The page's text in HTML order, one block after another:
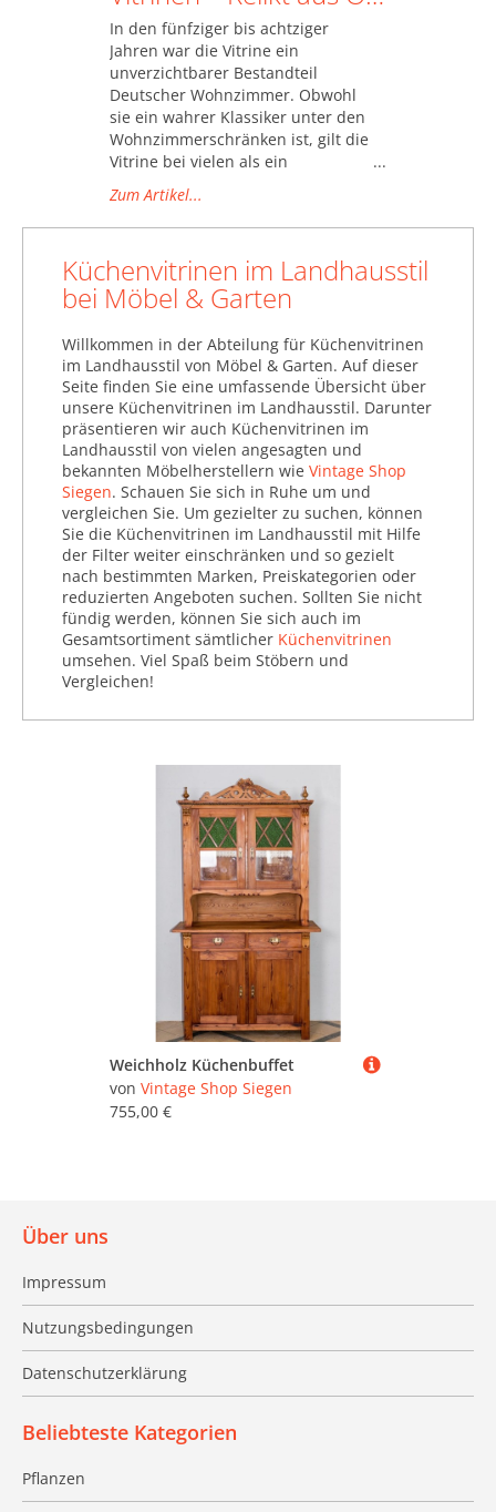
In den fünfziger bis achtziger
Jahren war die Vitrine ein
unverzichtbarer Bestandteil
Deutscher Wohnzimmer. Obwohl
sie ein wahrer Klassiker unter den
Wohnzimmerschränken ist, gilt die
Vitrine bei vielen als ein
versnobtes Möbelstück aus einer
anderen Zeit. Dabei lässt sie sich
durchaus zeitgemäß
absoluten Wohnzimmer-Highlight
werden. Wir stellen Ihnen ein paar
Zum Artikel...
Küchenvitrinen im Landhausstil
bei Möbel & Garten
Willkommen in der Abteilung für Küchenvitrinen
im Landhausstil von Möbel & Garten. Auf dieser
Seite finden Sie eine umfassende Übersicht über
unsere Küchenvitrinen im Landhausstil. Darunter
präsentieren wir auch Küchenvitrinen im
Landhausstil von vielen angesagten und
bekannten Möbelherstellern wie Vintage Shop
Siegen. Schauen Sie sich in Ruhe um und
vergleichen Sie. Um gezielter zu suchen, können
Sie die Küchenvitrinen im Landhausstil mit Hilfe
der Filter weiter einschränken und so gezielt
nach bestimmten Marken, Preiskategorien oder
reduzierten Angeboten suchen. Sollten Sie nicht
fündig werden, können Sie sich auch im
Gesamtsortiment sämtlicher Küchenvitrinen
umsehen. Viel Spaß beim Stöbern und
Vergleichen!
Weichholz Küchenbuffet
von Vintage Shop Siegen
755,00 €
Über uns
Impressum
Nutzungsbedingungen
Datenschutzerklärung
Beliebteste Kategorien
Pflanzen